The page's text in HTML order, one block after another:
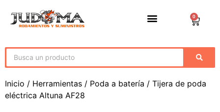
0
Inicio / Herramientas / Poda a batería / Tijera de poda
eléctrica Altuna AF28